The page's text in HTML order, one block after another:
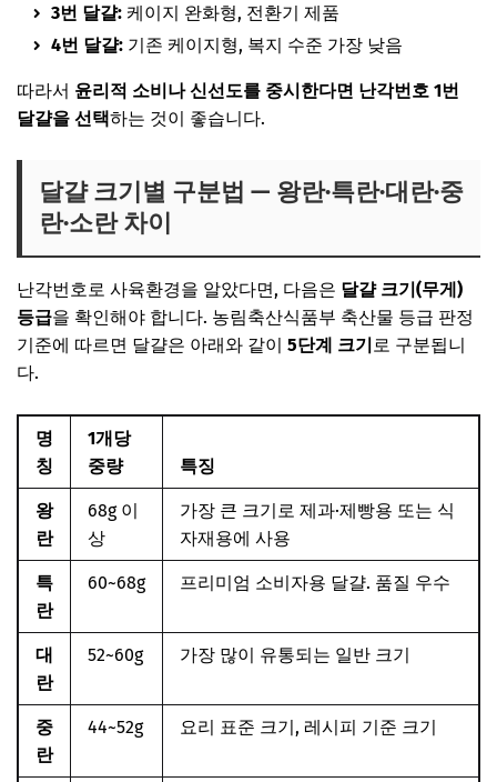
3번 달걀: 케이지 완화형, 전환기 제품
4번 달걀: 기존 케이지형, 복지 수준 가장 낮음
따라서 윤리적 소비나 신선도를 중시한다면 난각번호 1번
달걀을 선택하는 것이 좋습니다.
달걀 크기별 구분법 — 왕란·특란·대란·중
란·소란 차이
난각번호로 사육환경을 알았다면, 다음은 달걀 크기(무게)
등급을 확인해야 합니다. 농림축산식품부 축산물 등급 판정
기준에 따르면 달걀은 아래와 같이 5단계 크기로 구분됩니
다.
명
칭
1개당
중량
특징
왕
란
68g 이
상
가장 큰 크기로 제과·제빵용 또는 식
자재용에 사용
특
란
60~68g 프리미엄 소비자용 달걀. 품질 우수
대
란
52~60g 가장 많이 유통되는 일반 크기
중
란
44~52g 요리 표준 크기, 레시피 기준 크기